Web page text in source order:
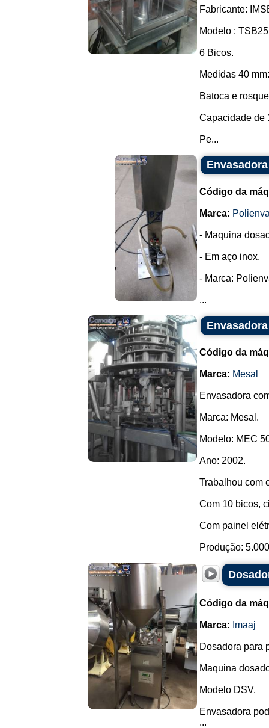
Fabricante:
Modelo :
6 Bicos.
Medidas 40
Batoca e
Capacidade de
Pe...
Código da
Marca:
- Maquina
- Em aço inox.
- Marca:
...
Código da
Marca: Mesal
Envasadora
Marca: Mesal.
Modelo: MEC
Ano: 2002.
Trabalhou com
Com 10 bicos,
Com painel
Produção:
Código da
Marca: Imaaj
Dosadora para
Maquina
Modelo DSV.
Envasadora
...